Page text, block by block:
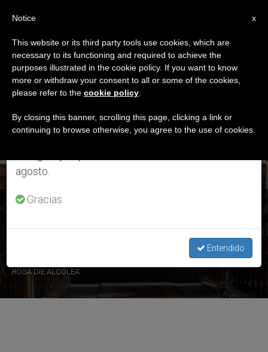
ETIQUETA
Posts Tagged ‘Tallin’
ÚLTIMAS NOTICIAS
Jóvenes de Estonia: «¡El amor no está muerto, nos llama y
ROSA DIE ALCOLEA
×
Aviso importante
Del 27 de julio al 7 de agosto haremos la pausa
anual, aprovechando que en el periodo de verano
se generan menos informaciones y también el
agosto.
Gracias.
Entendido
x
Notice
This website or its third party tools use cookies, which are
necessary to its functioning and required to achieve the
purposes illustrated in the cookie policy. If you want to know
more or withdraw your consent to all or some of the cookies,
please refer to the cookie policy
By closing this banner, scrolling this page, clicking a link or
continuing to browse otherwise, you agree to the use of cookies.